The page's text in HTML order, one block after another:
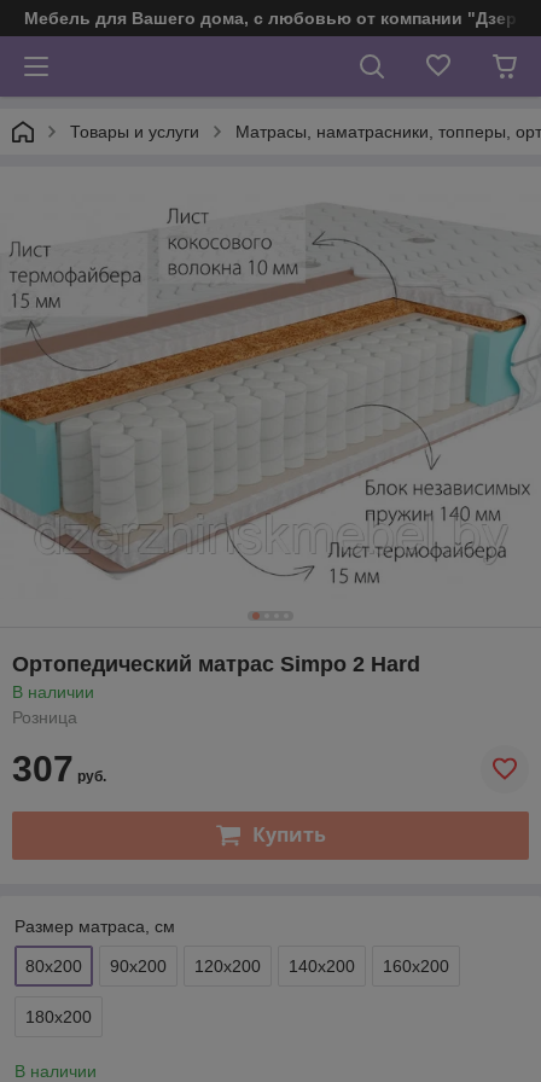
Мебель для Вашего дома, с любовью от компании
Товары и услуги Матраcы, наматрасники, топперы,
Ортопедический матрас Simpo 2 Hard
В наличии
Розница
307 руб.
Купить
Размер матраса, см
80х200 90х200 120х200 140х200 160х200
180х200
В наличии